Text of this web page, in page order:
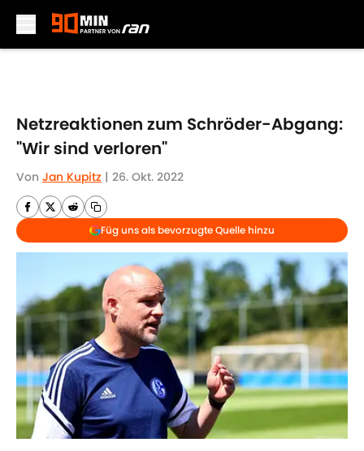
Netzreaktionen zum Schröder-Abgang:
"Wir sind verloren"
Von Jan Kupitz | 26. Okt. 2022
Füg uns als bevorzugte Quelle hinzu